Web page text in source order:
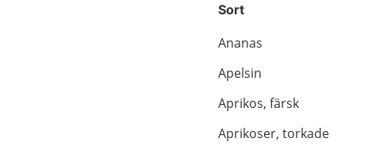
Sort
Ananas
Apelsin
Aprikos, färsk
Aprikoser, torkade